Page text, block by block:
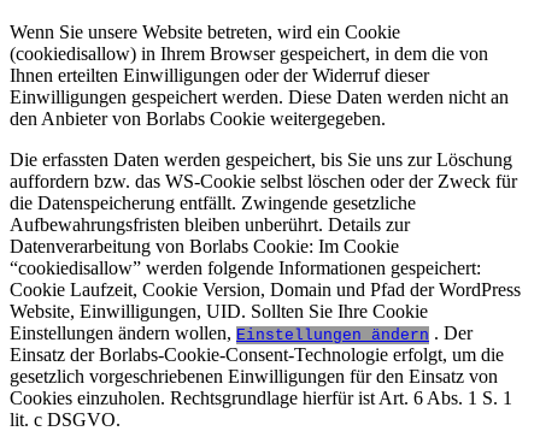
Wenn Sie unsere Website betreten, wird ein Cookie
(cookiedisallow) in Ihrem Browser gespeichert, in dem die von
Ihnen erteilten Einwilligungen oder der Widerruf dieser
Einwilligungen gespeichert werden. Diese Daten werden nicht an
den Anbieter von Borlabs Cookie weitergegeben.
Die erfassten Daten werden gespeichert, bis Sie uns zur Löschung
auffordern bzw. das WS-Cookie selbst löschen oder der Zweck für
die Datenspeicherung entfällt. Zwingende gesetzliche
Aufbewahrungsfristen bleiben unberührt. Details zur
Datenverarbeitung von Borlabs Cookie: Im Cookie
“cookiedisallow” werden folgende Informationen gespeichert:
Cookie Laufzeit, Cookie Version, Domain und Pfad der WordPress
Website, Einwilligungen, UID. Sollten Sie Ihre Cookie
Einstellungen ändern wollen, Einstellungen ändern . Der
Einsatz der Borlabs-Cookie-Consent-Technologie erfolgt, um die
gesetzlich vorgeschriebenen Einwilligungen für den Einsatz von
Cookies einzuholen. Rechtsgrundlage hierfür ist Art. 6 Abs. 1 S. 1
lit. c DSGVO.